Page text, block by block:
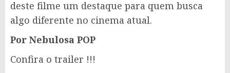
deste filme um destaque para quem busca
algo diferente no cinema atual.
Por Nebulosa POP
Confira o trailer !!!